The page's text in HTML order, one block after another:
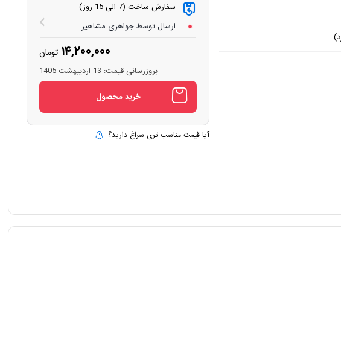
سفارش ساخت (7 الی 15 روز)
ارسال توسط جواهری مشاهیر
۱۴,۲۰۰,۰۰۰ تومان
بروزرسانی قیمت: 13 اردیبهشت 1405
خرید محصول
آیا قیمت مناسب تری سراغ دارید؟